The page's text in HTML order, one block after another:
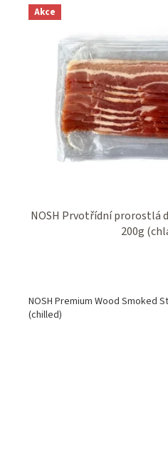
Akce
NOSH Prvotřídní prorostlá
200g
NOSH Premium Wood Smoked
(chilled)